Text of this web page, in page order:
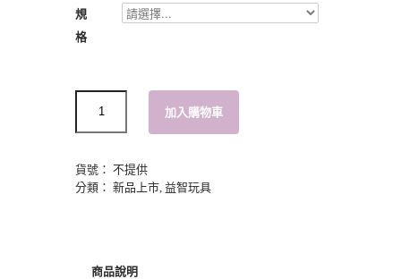
規
格
加入購物車
貨號： 不提供
分類： 新品上市 益智玩具
商品說明